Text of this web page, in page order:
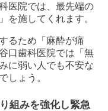
医院では、最先端の
を施してくれます。
るため「麻酔が痛
口歯科医院では「無
に弱い人でも不安な
しょう。
組みを強化し緊急